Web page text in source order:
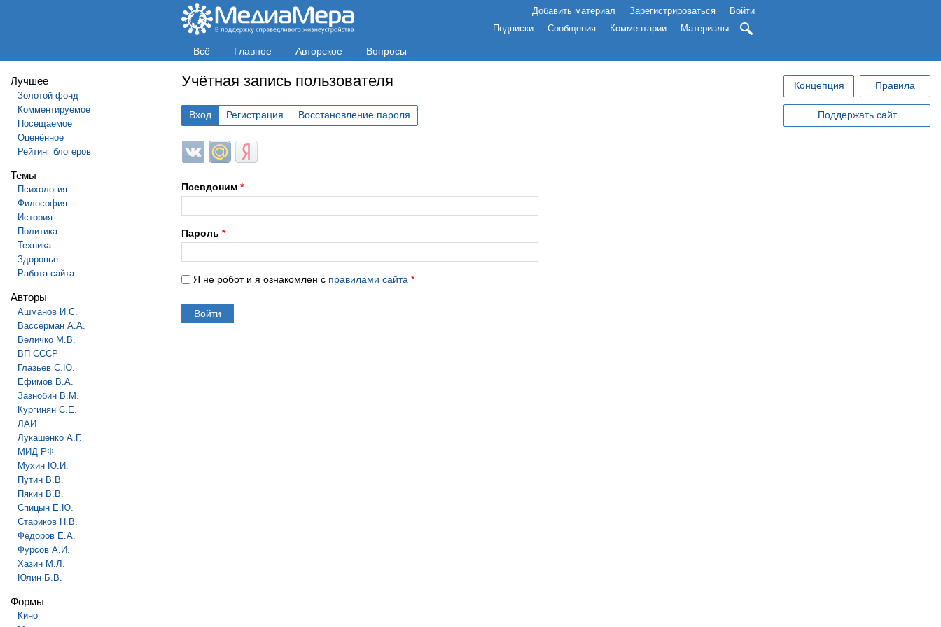
Добавить материал Зарегистрироваться
Войти
Подписки
Сообщения Комментарии Материалы
Всё Главное Авторское Вопросы
Лучшее
Золотой фонд
Комментируемое
Посещаемое
Оценённое
Рейтинг блогеров
Темы
Психология
Философия
История
Политика
Техника
Здоровье
Работа сайта
Авторы
Ашманов И.С.
Вассерман А.А.
Величко М.В.
ВП СССР
Глазьев С.Ю.
Ефимов В.А.
Зазнобин В.М.
Кургинян С.Е.
ЛАИ
Лукашенко А.Г.
МИД РФ
Мухин Ю.И.
Путин В.В.
Пякин В.В.
Спицын Е.Ю.
Стариков Н.В.
Фёдоров Е.А.
Фурсов А.И.
Хазин М.Л.
Юлин Б.В.
Формы
Кино
Учётная запись пользователя
Вход Регистрация Восстановление пароля
Login with ВКонтакте
Login with Mail.ru
Login with Яндекс
Псевдоним *
Пароль *
Я не робот и я ознакомлен с правилами сайта *
Концепция Правила
Поддержать сайт